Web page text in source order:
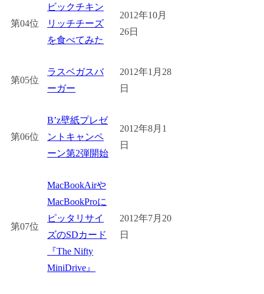
第04位
ビックチキン
リッチチーズ
を食べてみた
2012年10月
26日
第05位
ラスベガスバ
ーガー
2012年1月28
日
第06位
B’z壁紙プレゼ
ントキャンペ
ーン第2弾開始
2012年8月1
日
第07位
MacBookAirや
MacBookProに
ピッタリサイ
ズのSDカード
『The Nifty
MiniDrive』
2012年7月20
日